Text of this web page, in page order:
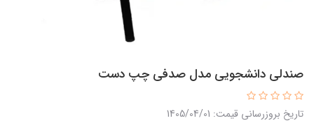
صندلی دانشجویی مدل صدفی چپ دست
تاریخ بروزرسانی قیمت: 1405/04/01